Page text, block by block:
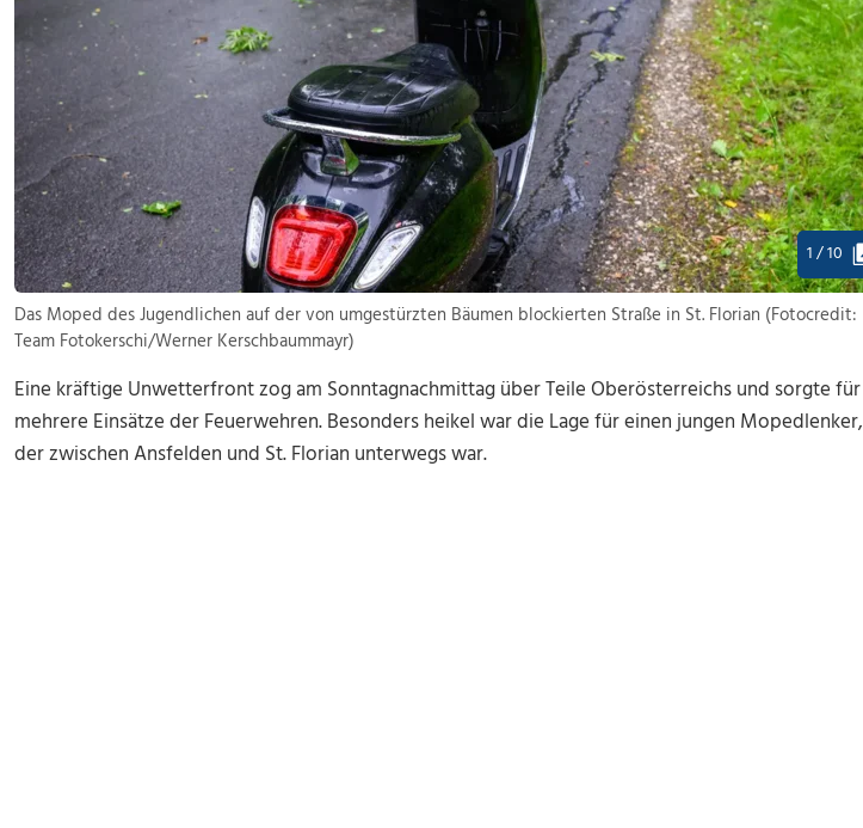
1 / 10
Das Moped des Jugendlichen auf der von umgestürzten Bäumen blockierten Straße in St. Florian (Fotocredit:
Team Fotokerschi/Werner Kerschbaummayr)
Eine kräftige Unwetterfront zog am Sonntagnachmittag über Teile Oberösterreichs und sorgte für
mehrere Einsätze der Feuerwehren. Besonders heikel war die Lage für einen jungen Mopedlenker,
der zwischen Ansfelden und St. Florian unterwegs war.